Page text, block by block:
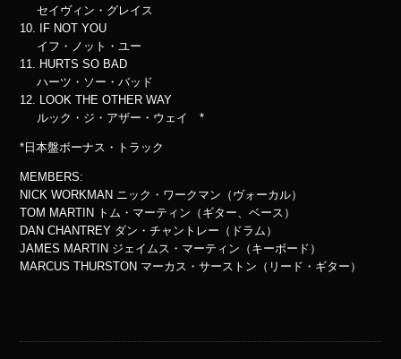
セイヴィン・グレイス
10. IF NOT YOU
イフ・ノット・ユー
11. HURTS SO BAD
ハーツ・ソー・バッド
12. LOOK THE OTHER WAY
ルック・ジ・アザー・ウェイ *
*日本盤ボーナス・トラック
MEMBERS:
NICK WORKMAN ニック・ワークマン（ヴォーカル）
TOM MARTIN トム・マーティン（ギター、ベース）
DAN CHANTREY ダン・チャントレー（ドラム）
JAMES MARTIN ジェイムス・マーティン（キーボード）
MARCUS THURSTON マーカス・サーストン（リード・ギター）